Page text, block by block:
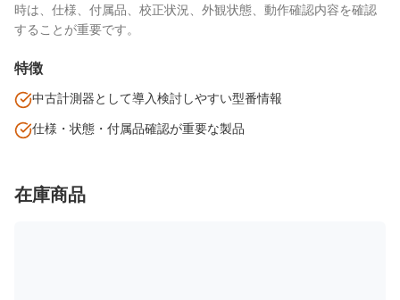
時は、仕様、付属品、校正状況、外観状態、動作確認内容を確認
することが重要です。
特徴
中古計測器として導入検討しやすい型番情報
仕様・状態・付属品確認が重要な製品
在庫商品